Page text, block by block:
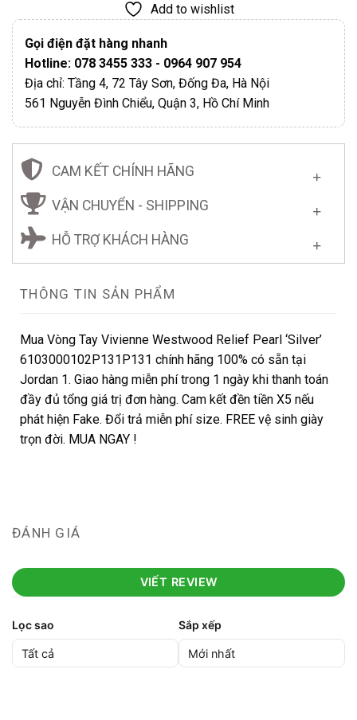
Add to wishlist
Gọi điện đặt hàng nhanh
Hotline: 078 3455 333 - 0964 907 954
Địa chỉ: Tầng 4, 72 Tây Sơn, Đống Đa, Hà Nội
561 Nguyễn Đình Chiểu, Quận 3, Hồ Chí Minh
CAM KẾT CHÍNH HÃNG
VẬN CHUYỂN - SHIPPING
HỖ TRỢ KHÁCH HÀNG
THÔNG TIN SẢN PHẨM
Mua Vòng Tay Vivienne Westwood Relief Pearl ‘Silver’
6103000102P131P131 chính hãng 100% có sẵn tại
Jordan 1. Giao hàng miễn phí trong 1 ngày khi thanh toán
đầy đủ tổng giá trị đơn hàng. Cam kết đền tiền X5 nếu
phát hiện Fake. Đổi trả miễn phí size. FREE vệ sinh giày
trọn đời. MUA NGAY !
ĐÁNH GIÁ
VIẾT REVIEW
Lọc sao Sắp xếp